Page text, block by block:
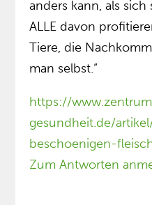
anders kann, als
ALLE davon
Tiere, die
man selbst.“
https://
gesundheit.de/
beschoenigen-
Zum Antworten